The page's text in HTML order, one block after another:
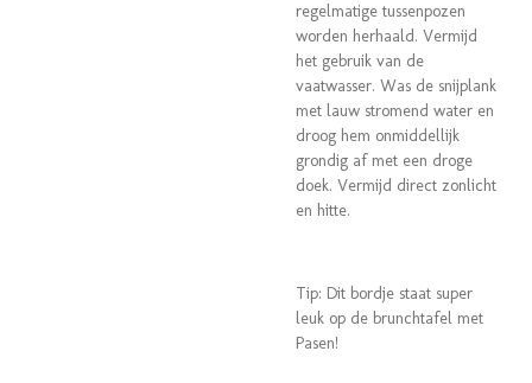
regelmatige tussenpozen
worden herhaald. Vermijd
het gebruik van de
vaatwasser. Was de snijplank
met lauw stromend water en
droog hem onmiddellijk
grondig af met een droge
doek. Vermijd direct zonlicht
en hitte.
Tip: Dit bordje staat super
leuk op de brunchtafel met
Pasen!